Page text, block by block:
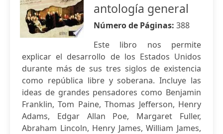
antología general
Número de Páginas: 388
Este libro nos permite
explicar el desarrollo de los Estados Unidos
durante más de sus tres siglos de existencia
como república libre y soberana. Incluye las
ideas de grandes pensadores como Benjamin
Franklin, Tom Paine, Thomas Jefferson, Henry
Adams, Edgar Allan Poe, Margaret Fuller,
Abraham Lincoln, Henry James, William James,